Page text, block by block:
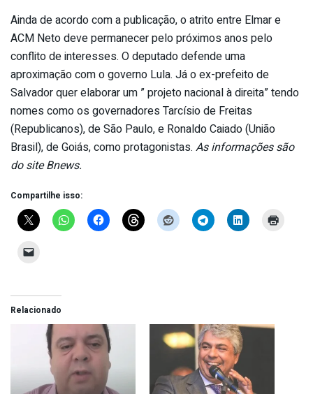
Ainda de acordo com a publicação, o atrito entre Elmar e
ACM Neto deve permanecer pelo próximos anos pelo
conflito de interesses. O deputado defende uma
aproximação com o governo Lula. Já o ex-prefeito de
Salvador quer elaborar um ” projeto nacional à direita” tendo
nomes como os governadores Tarcísio de Freitas
(Republicanos), de São Paulo, e Ronaldo Caiado (União
Brasil), de Goiás, como protagonistas. As informações são
do site Bnews.
Compartilhe isso:
Relacionado